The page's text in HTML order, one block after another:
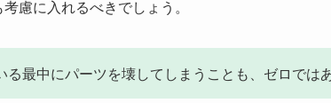
慮に入れるべきでしょう。
る最中にパーツを壊してしまうことも、ゼロでは